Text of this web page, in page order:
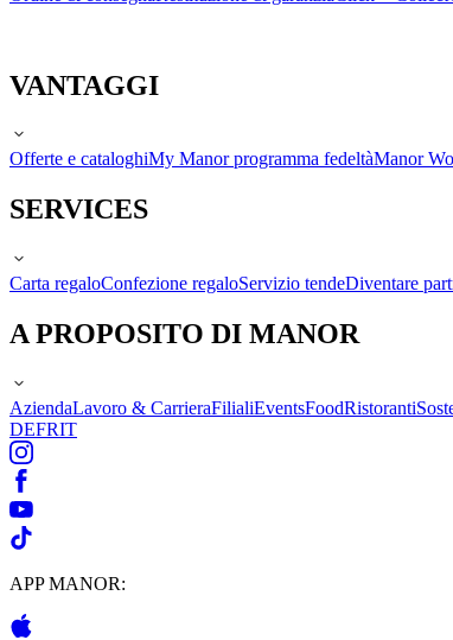
VANTAGGI
Offerte e cataloghiMy Manor programma fedeltàManor
SERVICES
Carta regaloConfezione regaloServizio tendeDiventare
A PROPOSITO DI MANOR
AziendaLavoro & CarrieraFilialiEventsFoodRistoranti
DEFRIT
APP MANOR: